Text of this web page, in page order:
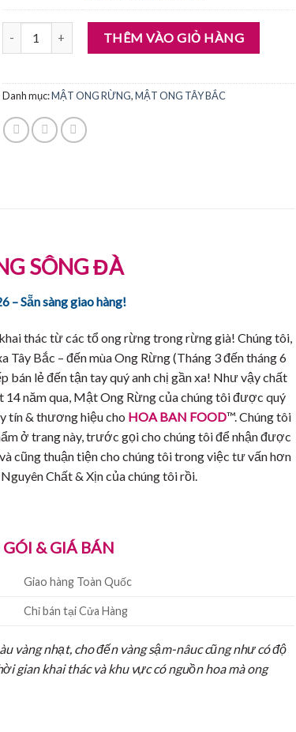
MẬT ONG RỪNG SÔNG ĐÀ số lượng
THÊM VÀO GIỎ HÀNG
Danh mục:MẬT ONG RỪNG,MẬT ONG TÂY BẮC
SÔNG ĐÀ
– Sẵn sàng giao hàng!
thác từ các tổ ong rừng trong rừng già! Chúng tôi,
Tây Bắc – đến mùa Ong Rừng (Tháng 3 đến tháng 6
lẻ đến tận tay quý anh chị gần xa! Như vậy chất
năm qua, Mật Ong Rừng của chúng tôi được quý
tín & thương hiệu cho HOA BAN FOOD™. Chúng tôi
ở trang này, trước gọi cho chúng tôi để nhận được
cũng thuận tiện cho chúng tôi trong việc tư vấn hơn
Chất & Xịn của chúng tôi rồi.
& GIÁ BÁN
Giao hàng Toàn Quốc
Chỉ bán tại Cửa Hàng
vàng nhạt, cho đến vàng sậm-nâuc cũng như có độ
gian khai thác và khu vực có nguồn hoa mà ong